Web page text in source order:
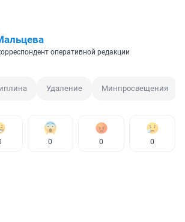
оперативной редакции
Удаление Минпросвещения
0 0 0